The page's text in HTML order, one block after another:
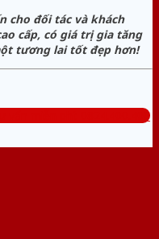
cho đối tác và khách
cấp, có giá trị gia tăng
tương lai tốt đẹp hơn!
vấn miễn phí: 0824.400.400